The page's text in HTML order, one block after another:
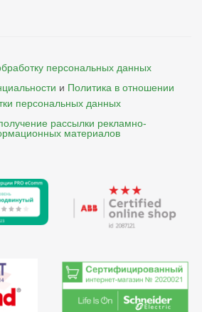
персональных данных
и Политика в отношении
персональных данных
рассылки рекламно-
материалов